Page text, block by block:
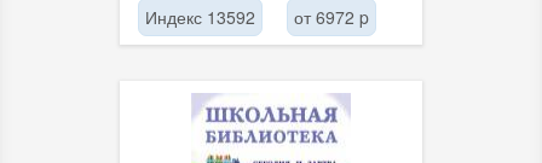
Индекс 13592 от 6972 p